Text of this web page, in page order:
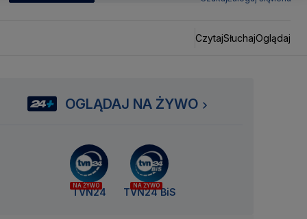
CzytajSłuchajOglądaj
OGLĄDAJ NA ŻYWO
NA ŻYWO
TVN24
NA ŻYWO
TVN24 BiS